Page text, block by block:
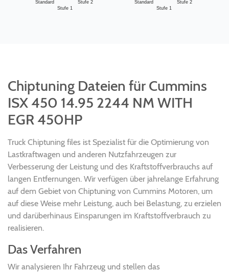
Standard
Stufe 1
Stufe 2
Standard
Stufe 1
Stufe 2
Chiptuning Dateien für Cummins
ISX 450 14.95 2244 NM WITH
EGR 450HP
Truck Chiptuning files ist Spezialist für die Optimierung von
Lastkraftwagen und anderen Nutzfahrzeugen zur
Verbesserung der Leistung und des Kraftstoffverbrauchs auf
langen Entfernungen. Wir verfügen über jahrelange Erfahrung
auf dem Gebiet von Chiptuning von Cummins Motoren, um
auf diese Weise mehr Leistung, auch bei Belastung, zu erzielen
und darüberhinaus Einsparungen im Kraftstoffverbrauch zu
realisieren.
Das Verfahren
Wir analysieren Ihr Fahrzeug und stellen das